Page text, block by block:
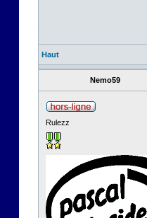
Haut
Nemo59
Rulezz